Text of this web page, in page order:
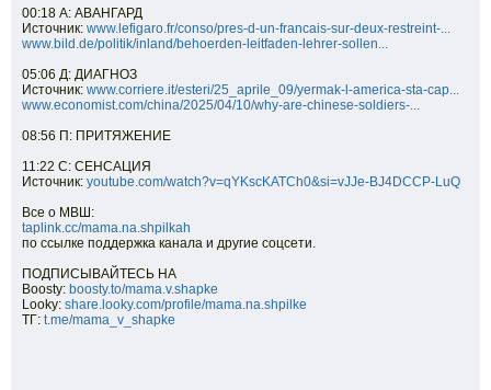
00:18 А: АВАНГАРД
Источник: www.lefigaro.fr/conso/pres-d-un-francais-sur-deux-restreint-...
www.bild.de/politik/inland/behoerden-leitfaden-lehrer-sollen...
05:06 Д: ДИАГНОЗ
Источник: www.corriere.it/esteri/25_aprile_09/yermak-l-america-sta-cap...
www.economist.com/china/2025/04/10/why-are-chinese-soldiers-...
08:56 П: ПРИТЯЖЕНИЕ
11:22 С: СЕНСАЦИЯ
Источник: youtube.com/watch?v=qYKscKATCh0&si=vJJe-BJ4DCCP-LuQ
Все о МВШ:
taplink.cc/mama.na.shpilkah
по ссылке поддержка канала и другие соцсети.
ПОДПИСЫВАЙТЕСЬ НА
Boosty: boosty.to/mama.v.shapke
Looky: share.looky.com/profile/mama.na.shpilke
ТГ: t.me/mama_v_shapke